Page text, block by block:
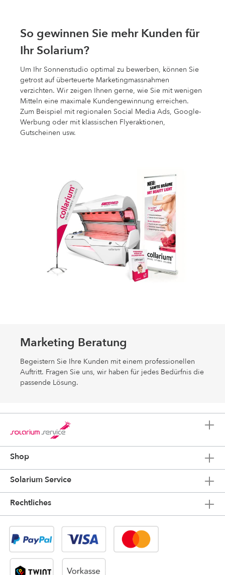
So gewinnen Sie mehr Kunden für
Ihr Solarium?
Um Ihr Sonnenstudio optimal zu bewerben, können Sie
getrost auf überteuerte Marketingmassnahmen
verzichten. Wir zeigen Ihnen gerne, wie Sie mit wenigen
Mitteln eine maximale Kundengewinnung erreichen.
Zum Beispiel mit regionalen Social Media Ads, Google-
Werbung oder mit klassischen Flyeraktionen,
Gutscheinen usw.
Marketing Beratung
Begeistern Sie Ihre Kunden mit einem professionellen
Auftritt. Fragen Sie uns, wir haben für jedes Bedürfnis die
passende Lösung.
Shop
Solarium Service
Rechtliches